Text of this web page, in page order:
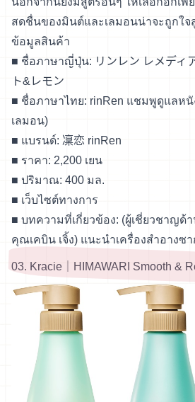
สดชื่นของมินต์และเลมอนน่าจะถูกใจ
ข้อมูลสินค้า
■ ชื่อภาษาญี่ปุ่น: リンレン レメディ
ト&レモン
■ ชื่อภาษาไทย: rinRen แชมพูดูแลห
เลมอน)
■ แบรนด์: 凜恋 rinRen
■ ราคา: 2,200 เยน
■ ปริมาณ: 400 มล.
■ เว็บไซต์ทางการ
■ บทความที่เกี่ยวข้อง: (ผู้เชี่ยวชาญด้
คุณเคบิน เจิ้ง) แนะนำเครื่องสำอางซ
03. Kracie｜HIMAWARI Smooth &